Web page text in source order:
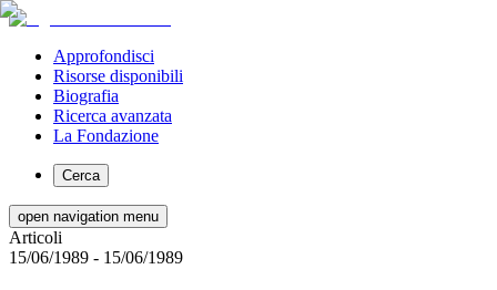
Approfondisci
Risorse disponibili
Biografia
Ricerca avanzata
La Fondazione
Cerca
open navigation menu
Articoli
15/06/1989 - 15/06/1989